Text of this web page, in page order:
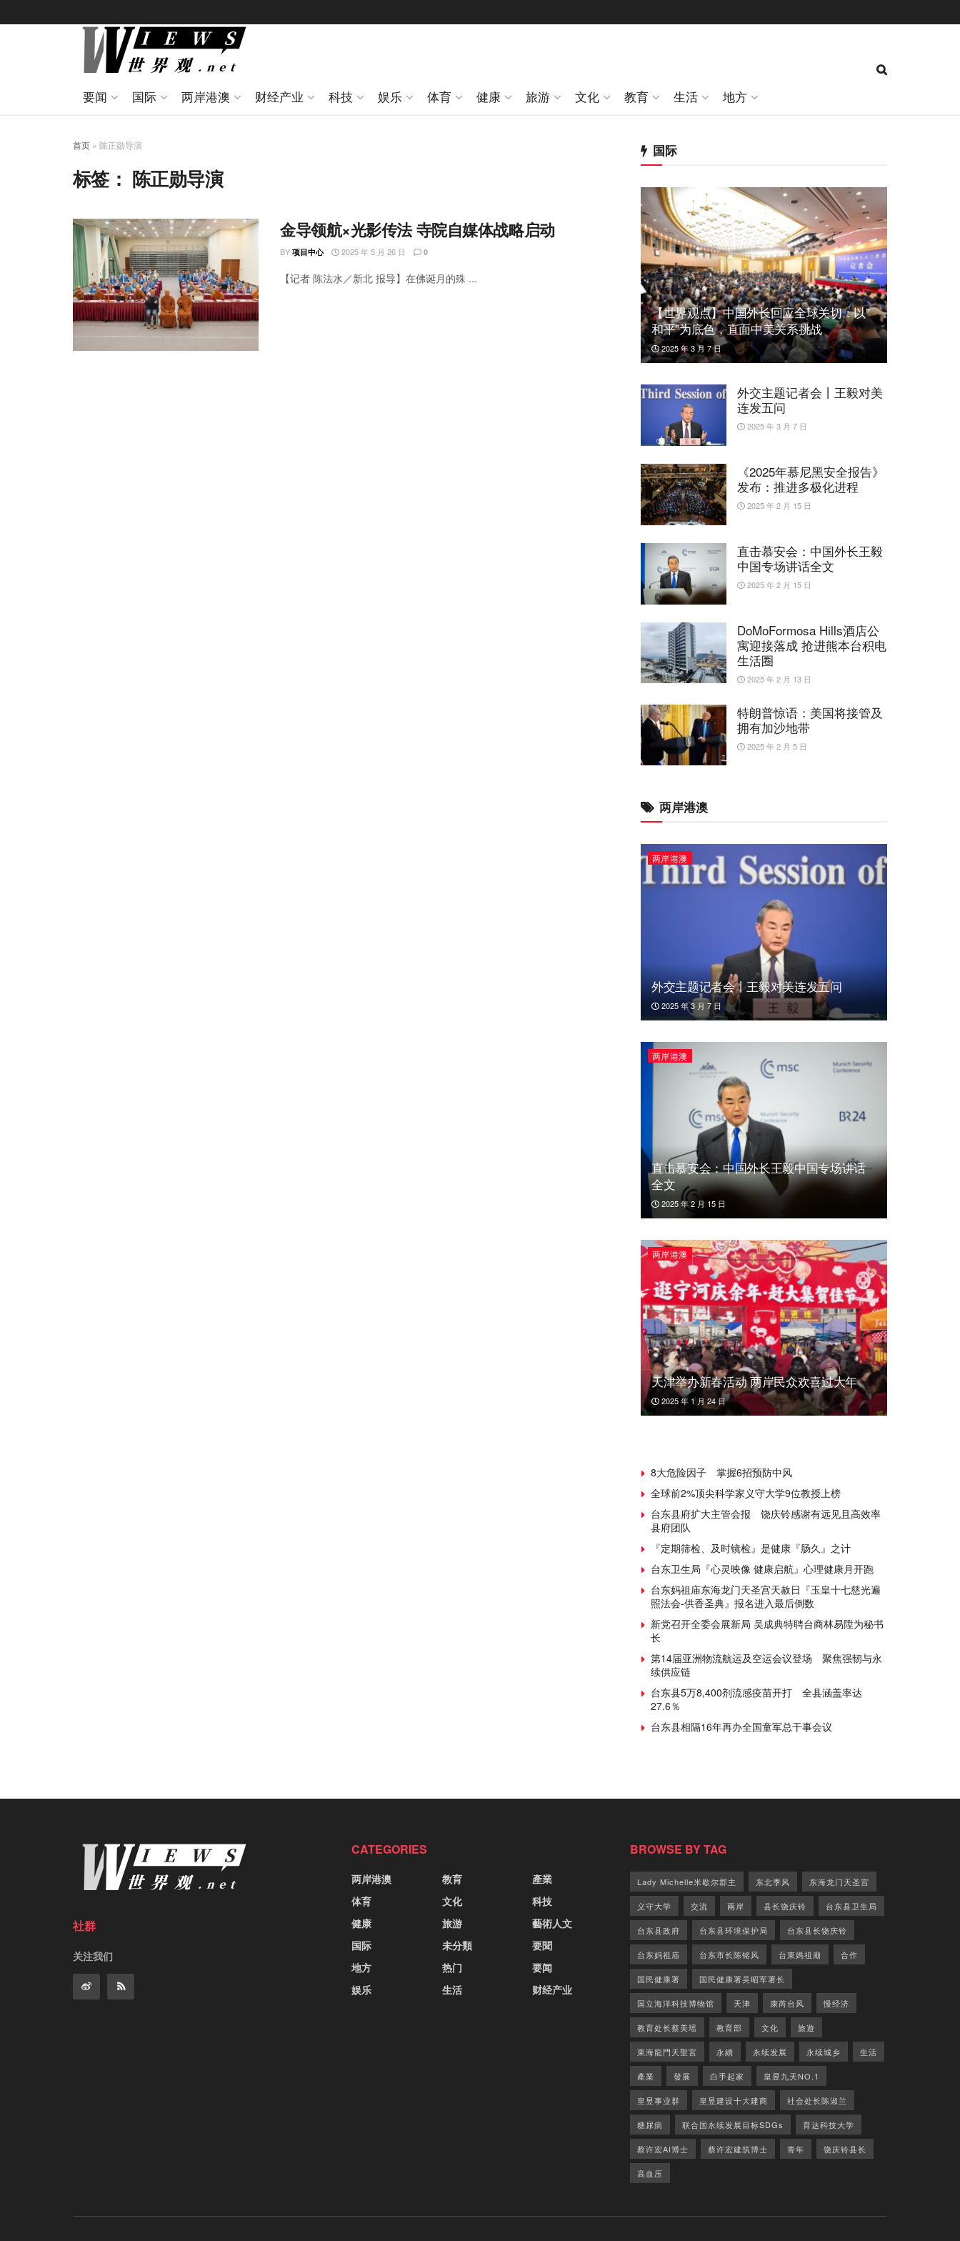
要闻 国际 两岸港澳 财经产业 科技 娱乐 体育 健康 旅游 文化 教育 生活 地方
首页 » 陈正勋导演
标签： 陈正勋导演
金导领航×光影传法 寺院自媒体战略启动
BY 项目中心 2025 年 5 月 26 日 0
【记者 陈法水／新北 报导】在佛诞月的殊 ...
国际
【世界观点】中国外长回应全球关切：以”
和平”为底色，直面中美关系挑战
2025 年 3 月 7 日
外交主题记者会丨王毅对美
连发五问
2025 年 3 月 7 日
《2025年慕尼黑安全报告》
发布：推进多极化进程
2025 年 2 月 15 日
直击慕安会：中国外长王毅
中国专场讲话全文
2025 年 2 月 15 日
DoMoFormosa Hills酒店公
寓迎接落成 抢进熊本台积电
生活圈
2025 年 2 月 13 日
特朗普惊语：美国将接管及
拥有加沙地带
2025 年 2 月 5 日
两岸港澳
两岸港澳
外交主题记者会丨王毅对美连发五问
2025 年 3 月 7 日
两岸港澳
直击慕安会：中国外长王毅中国专场讲话
全文
2025 年 2 月 15 日
两岸港澳
天津举办新春活动 两岸民众欢喜过大年
2025 年 1 月 24 日
8大危险因子 掌握6招预防中风
全球前2%顶尖科学家义守大学9位教授上榜
台东县府扩大主管会报 饶庆铃感谢有远见且高效率
县府团队
『定期筛检、及时镜检』是健康『肠久』之计
台东卫生局『心灵映像 健康启航』心理健康月开跑
台东妈祖庙东海龙门天圣宫天赦日『玉皇十七慈光遍
照法会-供香圣典』报名进入最后倒数
新党召开全委会展新局 吴成典特聘台商林易陞为秘书
长
第14届亚洲物流航运及空运会议登场 聚焦强韧与永
续供应链
台东县5万8,400剂流感疫苗开打 全县涵盖率达
27.6％
台东县相隔16年再办全国童军总干事会议
社群
关注我们
CATEGORIES
两岸港澳
体育
健康
国际
地方
娱乐
教育
文化
旅游
未分類
热门
生活
產業
科技
藝術人文
要聞
要闻
财经产业
BROWSE BY TAG
Lady Michelle米歇尔郡主 东北季风 东海龙门天圣宫
义守大学 交流 兩岸 县长饶庆铃 台东县卫生局
台东县政府 台东县环境保护局 台东县长饶庆铃
台东妈祖庙 台东市长陈铭风 台東媽祖廟 合作
国民健康署 国民健康署吴昭军署长
国立海洋科技博物馆 天津 康芮台风 慢经济
教育处长蔡美瑶 教育部 文化 旅遊
東海龍門天聖宮 永續 永续发展 永续城乡 生活
產業 發展 白手起家 皇昱九天NO.1
皇昱事业群 皇昱建设十大建商 社会处长陈淑兰
糖尿病 联合国永续发展目标SDGs 育达科技大学
蔡许宏AI博士 蔡许宏建筑博士 青年 饶庆铃县长
高血压